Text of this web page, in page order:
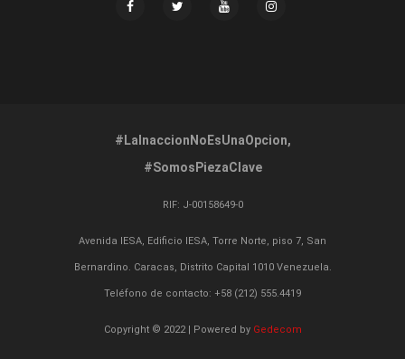
#LaInaccionNoEsUnaOpcion,
#SomosPiezaClave
RIF: J-00158649-0
Avenida IESA, Edificio IESA, Torre Norte, piso 7, San
Bernardino. Caracas, Distrito Capital 1010 Venezuela.
Teléfono de contacto: +58 (212) 555.4419
Copyright © 2022 | Powered by Gedecom